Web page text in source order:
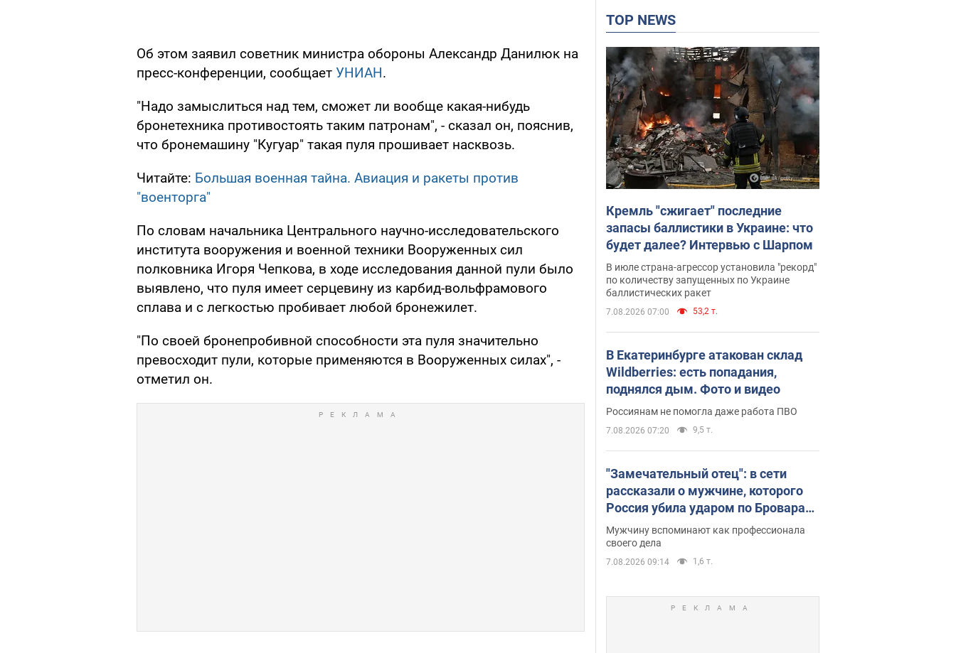
Об этом заявил советник министра обороны Александр Данилюк на
пресс-конференции, сообщает УНИАН.
"Надо замыслиться над тем, сможет ли вообще какая-нибудь
бронетехника противостоять таким патронам", - сказал он, пояснив,
что бронемашину "Кугуар" такая пуля прошивает насквозь.
Читайте: Большая военная тайна. Авиация и ракеты против
"военторга"
По словам начальника Центрального научно-исследовательского
института вооружения и военной техники Вооруженных сил
полковника Игоря Чепкова, в ходе исследования данной пули было
выявлено, что пуля имеет серцевину из карбид-вольфрамового
сплава и с легкостью пробивает любой бронежилет.
"По своей бронепробивной способности эта пуля значительно
превосходит пули, которые применяются в Вооруженных силах", -
отметил он.
TOP NEWS
Кремль "сжигает" последние
запасы баллистики в Украине: что
будет далее? Интервью с Шарпом
В июле страна-агрессор установила "рекорд"
по количеству запущенных по Украине
баллистических ракет
7.08.2026 07:00 53,2 т.
В Екатеринбурге атакован склад
Wildberries: есть попадания,
поднялся дым. Фото и видео
Россиянам не помогла даже работа ПВО
7.08.2026 07:20 9,5 т.
"Замечательный отец": в сети
рассказали о мужчине, которого
Россия убила ударом по Броварам.
Фото
Мужчину вспоминают как профессионала
своего дела
7.08.2026 09:14 1,6 т.